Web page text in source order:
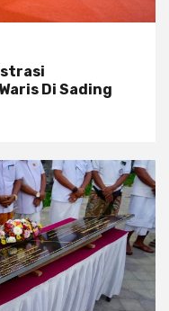
Di Sading